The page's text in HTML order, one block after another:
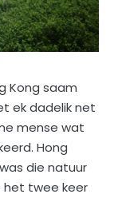
Kong saam
ek dadelik net
mense wat
Hong
die natuur
het twee keer